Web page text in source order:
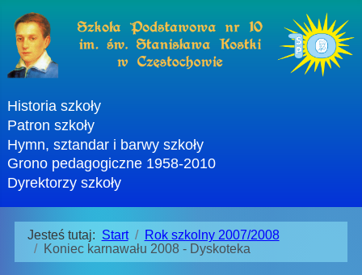
Historia szkoły
Patron szkoły
Hymn, sztandar i barwy szkoły
Grono pedagogiczne 1958-2010
Dyrektorzy szkoły
Jesteś tutaj: Start
Rok szkolny 2007/2008
Koniec karnawału 2008 - Dyskoteka